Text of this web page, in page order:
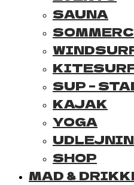
SAUNA
SUP –
KAJAK
YOGA
SHOP
MAD &